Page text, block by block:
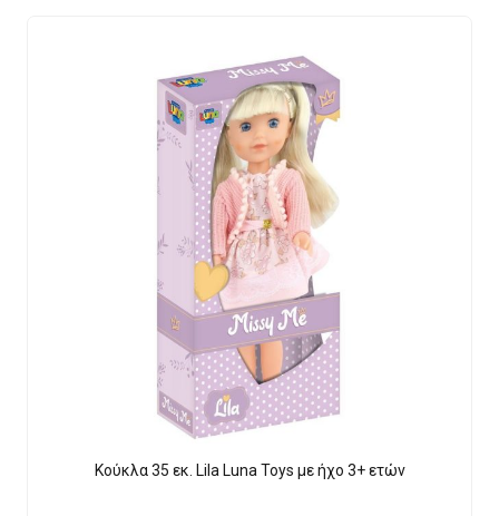
Κούκλα 35 εκ. Lila Luna Τοys με ήχο 3+ ετών